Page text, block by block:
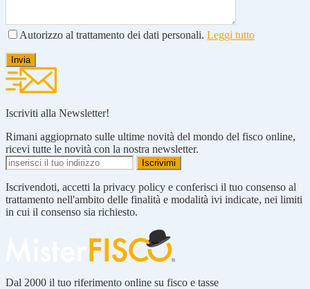
Autorizzo al trattamento dei dati personali. Leggi tutto
Iscriviti alla Newsletter!
Rimani aggioprnato sulle ultime novità del mondo del fisco online,
ricevi tutte le novità con la nostra newsletter.
Iscrivendoti, accetti la privacy policy e conferisci il tuo consenso al
trattamento nell'ambito delle finalità e modalità ivi indicate, nei limiti
in cui il consenso sia richiesto.
Dal 2000 il tuo riferimento online su fisco e tasse